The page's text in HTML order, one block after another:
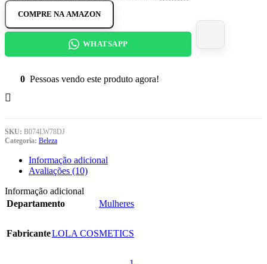
COMPRE NA AMAZON
WHATSAPP
0 Pessoas vendo este produto agora!
SKU: B074LW78DJ
Categoria: Beleza
Informação adicional
Avaliações (10)
Informação adicional
Departamento
‎Mulheres
Fabricante‎LOLA COSMETICS